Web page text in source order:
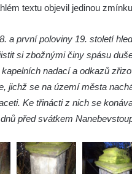
domu čp. 1016 v Mikulášovicích
Borských u domu čp. 859 v
naproti Mikovu v
Mikulášovického potoka poblíž
kříž u domu čp. 39 v
textu objevil jedinou
a první poloviny 19. století
si zbožnými činy spásu
nadací a odkazů
jichž se na území města
Ke třinácti z nich se
před svátkem